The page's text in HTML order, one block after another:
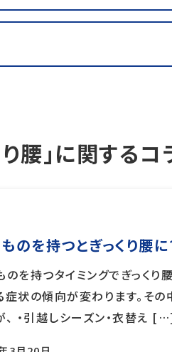
り腰」に関する
のを持つとぎっくり腰
のを持つタイミングでぎっく
症状の傾向が変わります。その
、 ・引越しシーズン・衣替え